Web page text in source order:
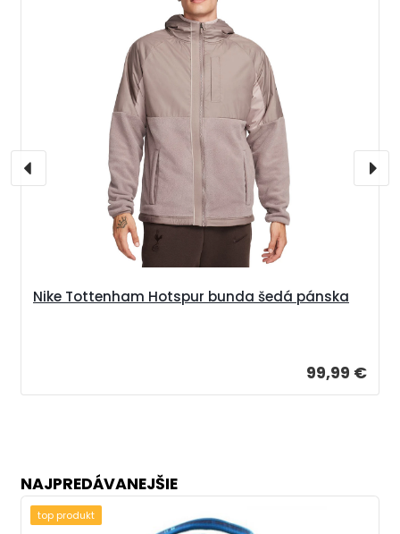
Nike Tottenham Hotspur bunda šedá pánska
99,99 €
NAJPREDÁVANEJŠIE
top produkt